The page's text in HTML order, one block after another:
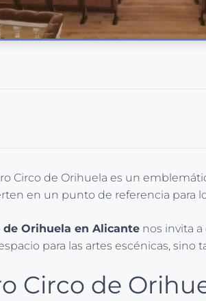
Circo de Orihuela es un
en un punto de referencia para
de Orihuela en Alicante nos invita
para las artes escénicas,
Circo de